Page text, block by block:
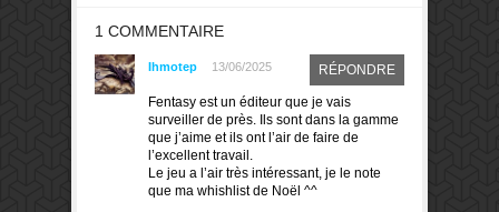
1 COMMENTAIRE
Ihmotep 13/06/2025 RÉPONDRE
Fentasy est un éditeur que je vais
surveiller de près. Ils sont dans la gamme
que j’aime et ils ont l’air de faire de
l’excellent travail.
Le jeu a l’air très intéressant, je le note
que ma whishlist de Noël ^^